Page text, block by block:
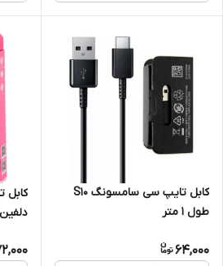
کابل تایپ سی سامسونگ S10
طول 1 متر
64,000
دلفین S07T طول 1 متر